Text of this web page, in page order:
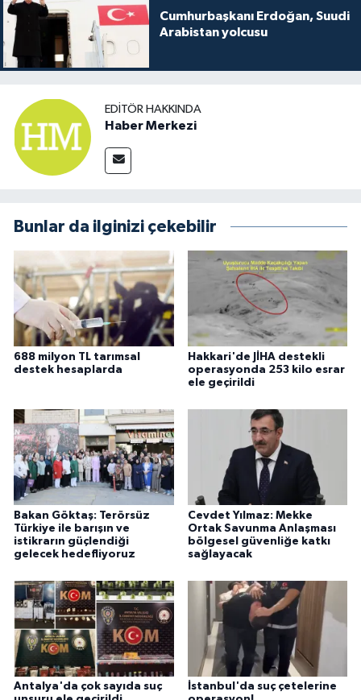
Cumhurbaşkanı Erdoğan, Suudi
Arabistan yolcusu
EDITÖR HAKKINDA
Haber Merkezi
Bunlar da ilginizi çekebilir
688 milyon TL tarımsal
destek hesaplarda
Hakkari'de JİHA destekli
operasyonda 253 kilo esrar
ele geçirildi
Bakan Göktaş: Terörsüz
Türkiye ile barışın ve
istikrarın güçlendiği
gelecek hedefliyoruz
Cevdet Yılmaz: Mekke
Ortak Savunma Anlaşması
bölgesel güvenliğe katkı
sağlayacak
Antalya'da çok sayıda suç
İstanbul'da suç çetelerine